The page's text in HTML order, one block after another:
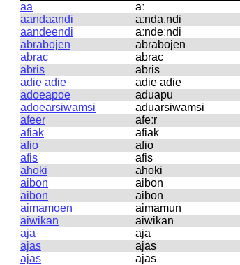
aa
aː
aandaandi
aːndaːndi
aandeendi
aːndeːndi
abrabojen
abrabojen
abrac
abrac
abris
abris
adie adie
adie adie
adoeapoe
aduapu
adoearsiwamsi
aduarsiwamsi
afeer
afeːr
afiak
afiak
afio
afio
afis
afis
ahoki
ahoki
aibon
aibon
aibon
aibon
aimamoen
aimamun
aiwikan
aiwikan
aja
aja
ajas
ajas
ajas
ajas